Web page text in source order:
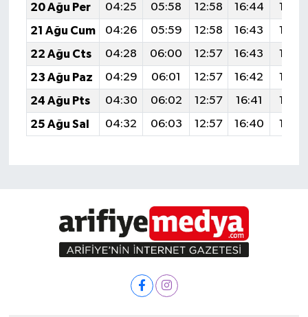
20 Ağu Per
04:25 05:58 12:58 16:44
21 Ağu Cum
04:26 05:59 12:58 16:43
22 Ağu Cts
04:28 06:00 12:57 16:43
23 Ağu Paz
04:29 06:01 12:57 16:42
24 Ağu Pts
04:30 06:02 12:57 16:41
25 Ağu Sal
04:32 06:03 12:57 16:40